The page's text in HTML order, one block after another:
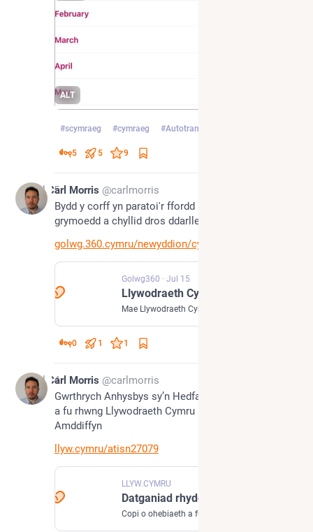
ALT
#scymraeg #cymraeg #AutotranslateFail
5 5 9
Jul 15Carl Morris @carlmorris
Bydd y corff yn paratoi'r ffordd ar gyfer datganoli
grymoedd a chyllid dros ddarlledu a chyfathrebu.
golwg.360.cymru/newyddion/cymr
Golwg360 · Jul 15
0 1 1
Jul 14Carl Morris @carlmorris
Gwrthrych Anhysbys sy’n Hedfan - copi o ohebiaeth
a fu rhwng Llywodraeth Cymru a’r Weinyddiaeth
Amddiffyn
llyw.cymru/atisn27079
LLYW.CYMRU